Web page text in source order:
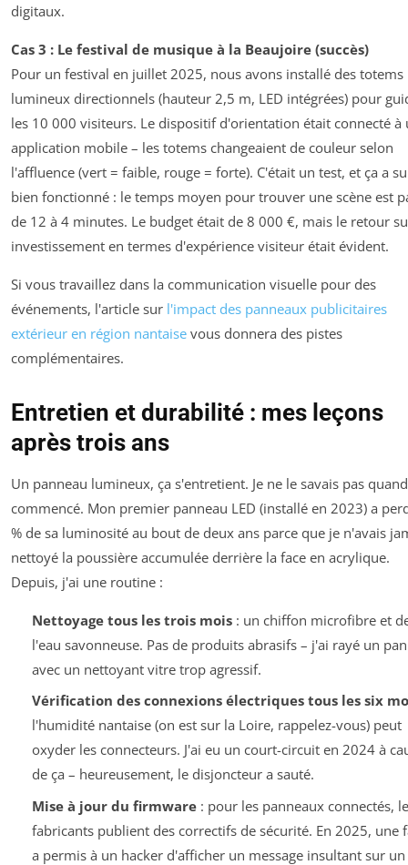
digitaux.
Cas 3 : Le festival de musique à la Beaujoire (succès)
Pour un festival en juillet 2025, nous avons installé des totems
lumineux directionnels (hauteur 2,5 m, LED intégrées) pour
les 10 000 visiteurs. Le dispositif d'orientation était connecté à
application mobile – les totems changeaient de couleur selon
l'affluence (vert = faible, rouge = forte). C'était un test, et ça a
bien fonctionné : le temps moyen pour trouver une scène est
de 12 à 4 minutes. Le budget était de 8 000 €, mais le retour
investissement en termes d'expérience visiteur était évident.
Si vous travaillez dans la communication visuelle pour des
événements, l'article sur l'impact des panneaux publicitaires
extérieur en région nantaise vous donnera des pistes
complémentaires.
Entretien et durabilité : mes leçons
après trois ans
Un panneau lumineux, ça s'entretient. Je ne le savais pas
commencé. Mon premier panneau LED (installé en 2023) a
% de sa luminosité au bout de deux ans parce que je n'avais
nettoyé la poussière accumulée derrière la face en acrylique.
Depuis, j'ai une routine :
Nettoyage tous les trois mois: un chiffon microfibre et
l'eau savonneuse. Pas de produits abrasifs – j'ai rayé un
avec un nettoyant vitre trop agressif.
Vérification des connexions électriques tous les six
l'humidité nantaise (on est sur la Loire, rappelez-vous) peut
oxyder les connecteurs. J'ai eu un court-circuit en 2024 à
de ça – heureusement, le disjoncteur a sauté.
Mise à jour du firmware: pour les panneaux connectés,
fabricants publient des correctifs de sécurité. En 2025, une
a permis à un hacker d'afficher un message insultant sur un